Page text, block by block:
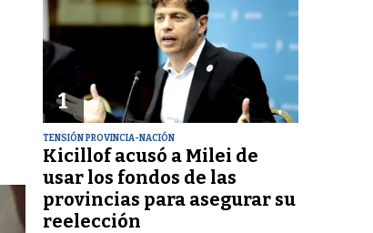
1
TENSIÓN PROVINCIA-NACIÓN
Kicillof acusó a Milei de
usar los fondos de las
provincias para asegurar su
reelección